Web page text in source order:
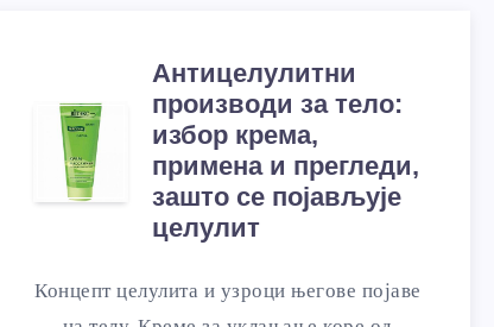
Антицелулитни
производи за тело:
избор крема,
примена и прегледи,
зашто се појављује
целулит
Концепт целулита и узроци његове појаве